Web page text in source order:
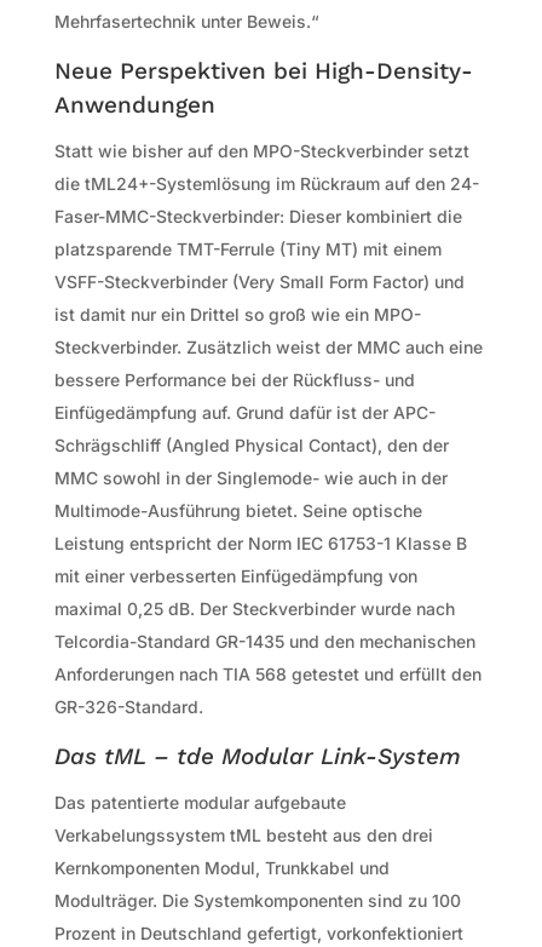
Mehrfasertechnik unter Beweis.“
Neue Perspektiven bei High-Density-
Anwendungen
Statt wie bisher auf den MPO-Steckverbinder setzt
die tML24+-Systemlösung im Rückraum auf den 24-
Faser-MMC-Steckverbinder: Dieser kombiniert die
platzsparende TMT-Ferrule (Tiny MT) mit einem
VSFF-Steckverbinder (Very Small Form Factor) und
ist damit nur ein Drittel so groß wie ein MPO-
Steckverbinder. Zusätzlich weist der MMC auch eine
bessere Performance bei der Rückfluss- und
Einfügedämpfung auf. Grund dafür ist der APC-
Schrägschliff (Angled Physical Contact), den der
MMC sowohl in der Singlemode- wie auch in der
Multimode-Ausführung bietet. Seine optische
Leistung entspricht der Norm IEC 61753-1 Klasse B
mit einer verbesserten Einfügedämpfung von
maximal 0,25 dB. Der Steckverbinder wurde nach
Telcordia-Standard GR-1435 und den mechanischen
Anforderungen nach TIA 568 getestet und erfüllt den
GR-326-Standard.
Das tML – tde Modular Link-System
Das patentierte modular aufgebaute
Verkabelungssystem tML besteht aus den drei
Kernkomponenten Modul, Trunkkabel und
Modulträger. Die Systemkomponenten sind zu 100
Prozent in Deutschland gefertigt, vorkonfektioniert